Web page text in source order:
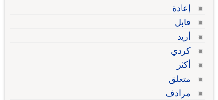
إعادة
قابل
أريد
كردي
أكثر
متعلق
مرادف